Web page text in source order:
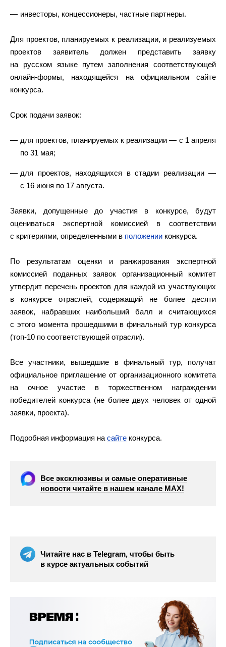
инвесторы, концессионеры, частные партнеры.
Для проектов, планируемых к реализации, и реализуемых
проектов заявитель должен представить заявку
на русском языке путем заполнения соответствующей
онлайн-формы, находящейся на официальном сайте
конкурса.
Срок подачи заявок:
для проектов, планируемых к реализации — с 1 апреля
по 31 мая;
для проектов, находящихся в стадии реализации —
с 16 июня по 17 августа.
Заявки, допущенные до участия в конкурсе, будут
оцениваться экспертной комиссией в соответствии
с критериями, определенными в положении конкурса.
По результатам оценки и ранжирования экспертной
комиссией поданных заявок организационный комитет
утвердит перечень проектов для каждой из участвующих
в конкурсе отраслей, содержащий не более десяти
заявок, набравших наибольший балл и считающихся
с этого момента прошедшими в финальный тур конкурса
(топ-10 по соответствующей отрасли).
Все участники, вышедшие в финальный тур, получат
официальное приглашение от организационного комитета
на очное участие в торжественном награждении
победителей конкурса (не более двух человек от одной
заявки, проекта).
Подробная информация на сайте конкурса.
Все эксклюзивы и самые оперативные
новости читайте в нашем канале МАХ!
Читайте нас в Telegram, чтобы быть
в курсе актуальных событий